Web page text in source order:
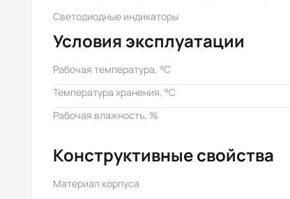
Светодиодные индикаторы
Условия эксплуатации
Рабочая температура, °C
Температура хранения, °C
Рабочая влажность, %
Конструктивные свойства
Материал корпуса